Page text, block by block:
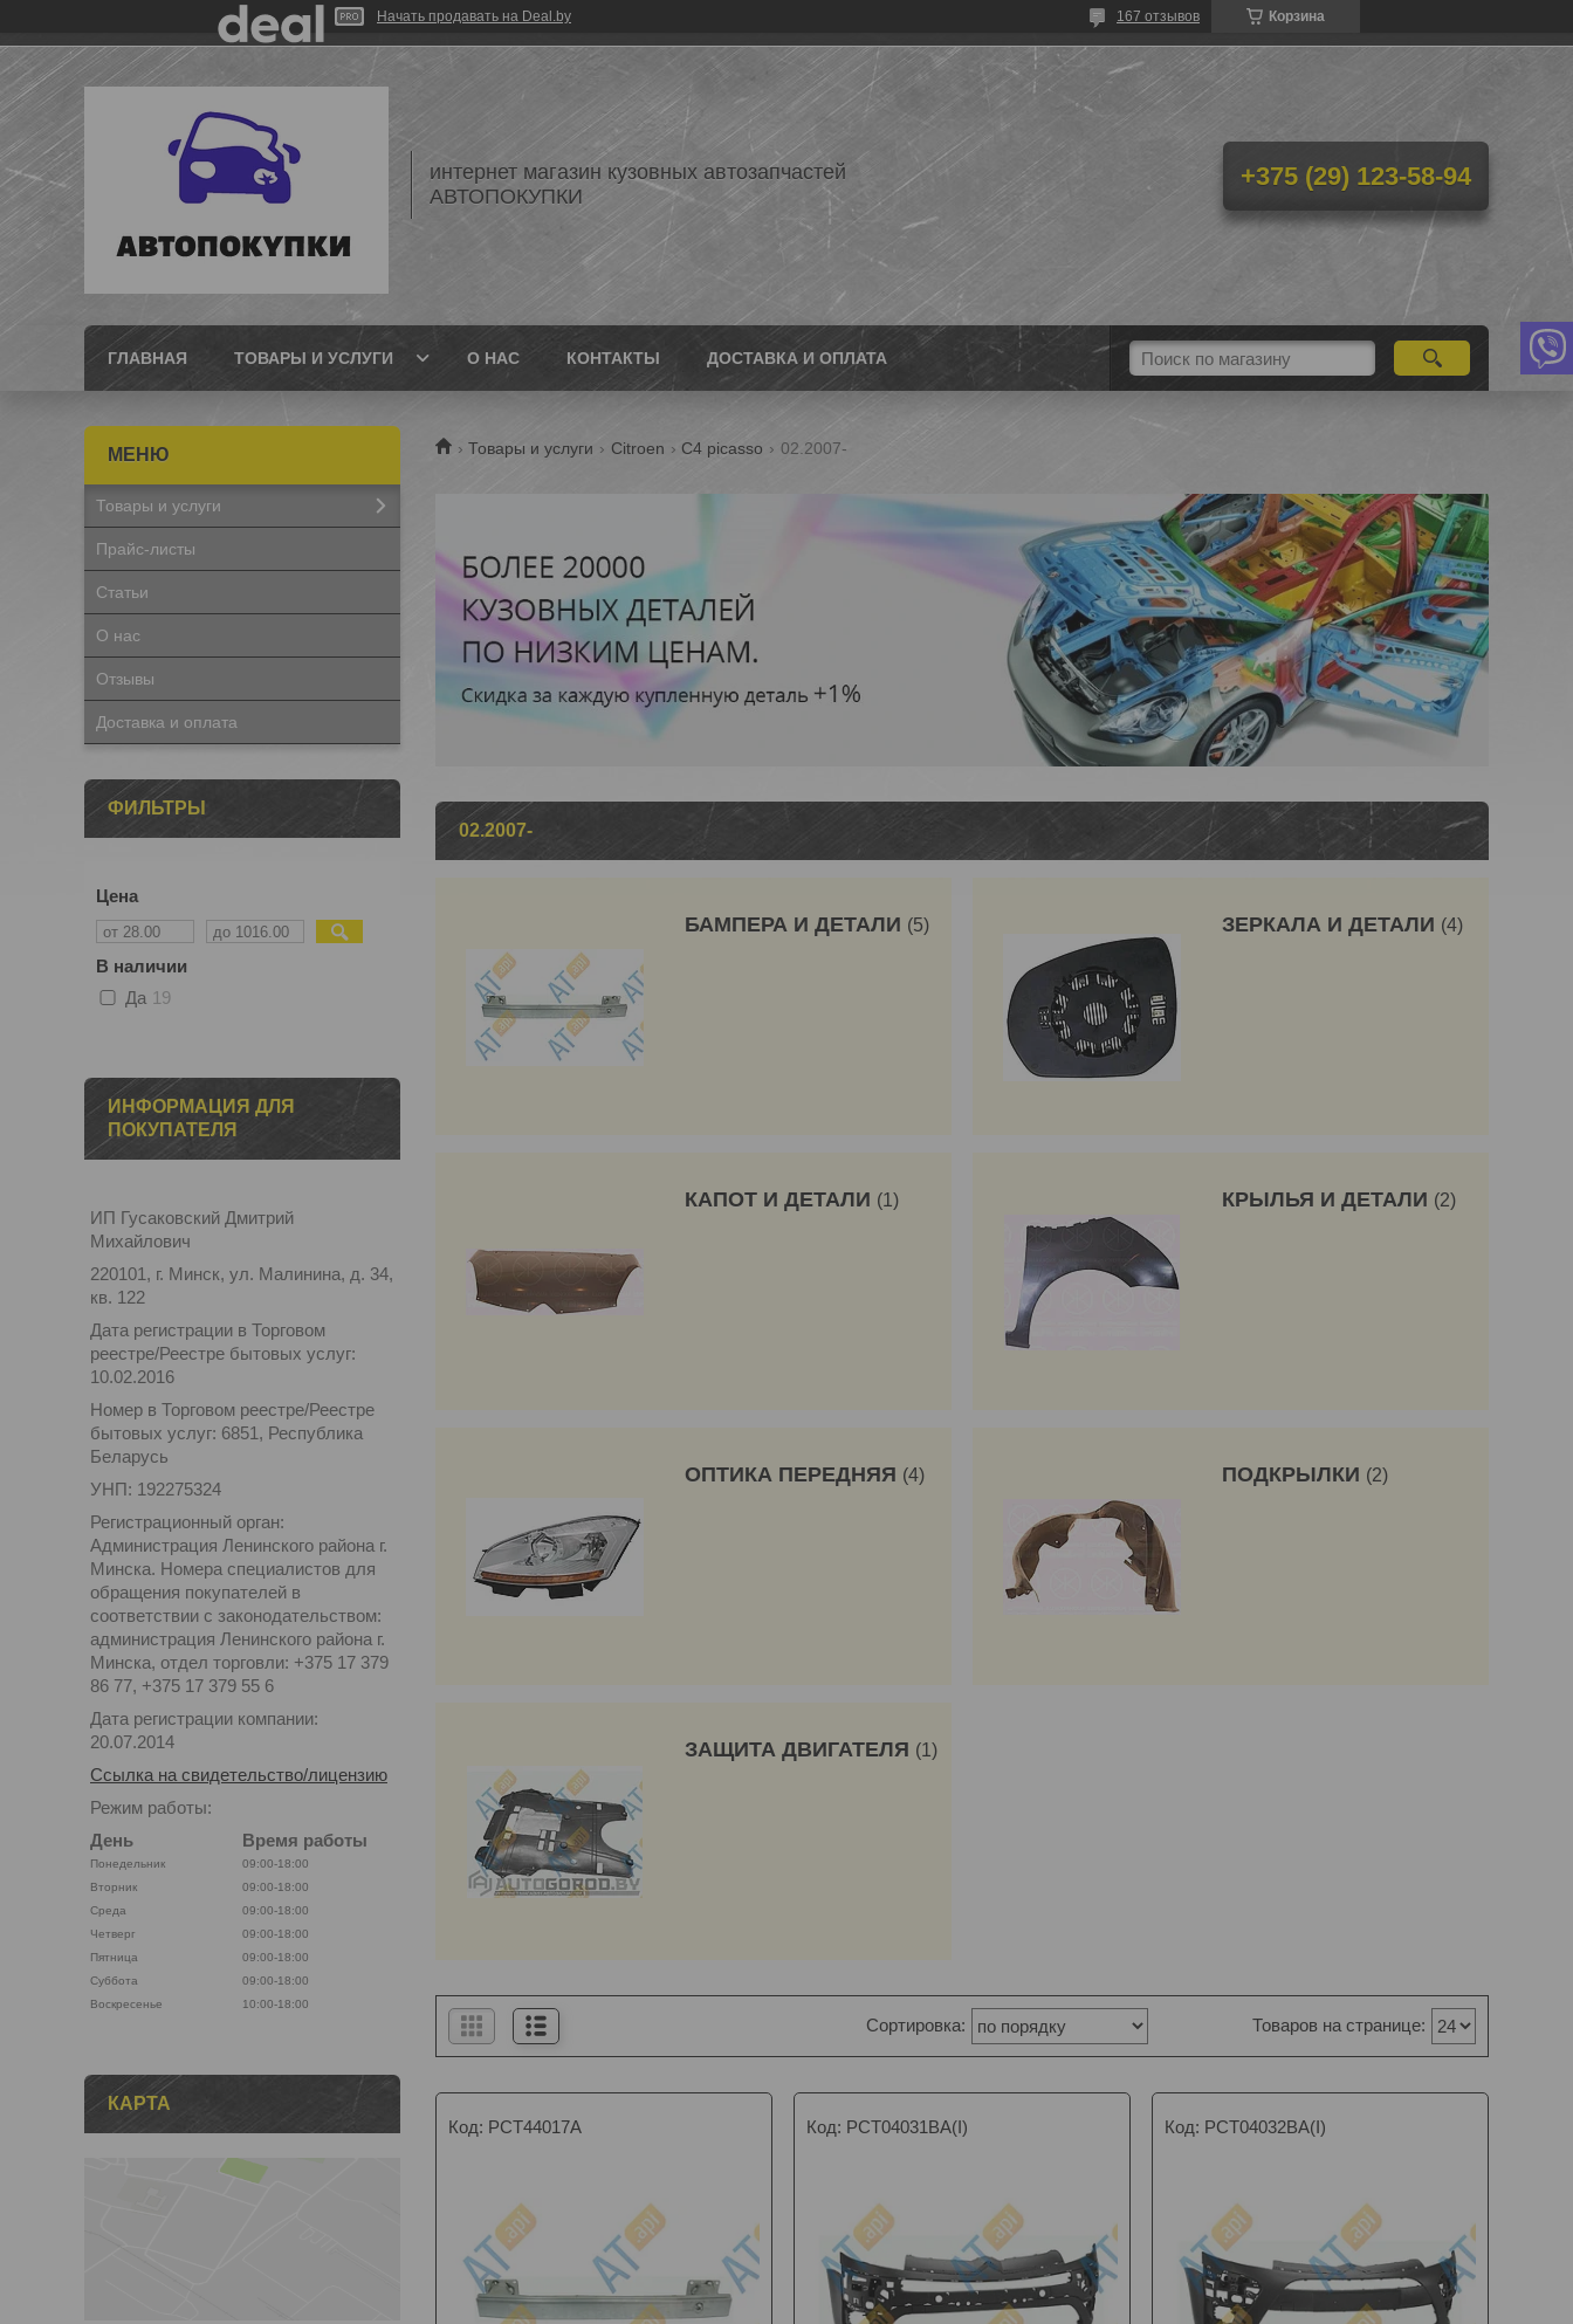
Начать продавать на Deal.by Корзина
167 отзывов
интернет магазин кузовных автозапчастей
АВТОПОКУПКИ
+375 (29) 123-58-94
ГЛАВНАЯ ТОВАРЫ И УСЛУГИ О НАС КОНТАКТЫ ДОСТАВКА И ОПЛАТА
Товары и услуги Citroen C4 picasso 02.2007-
02.2007-
БАМПЕРА И ДЕТАЛИ 5 ЗЕРКАЛА И ДЕТАЛИ 4
КАПОТ И ДЕТАЛИ 1 КРЫЛЬЯ И ДЕТАЛИ 2
ОПТИКА ПЕРЕДНЯЯ 4 ПОДКРЫЛКИ 2
ЗАЩИТА ДВИГАТЕЛЯ 1
PCT44017A PCT04031BA(I) PCT04032BA(I)
Товары и услуги
Прайс-листы
Статьи
О нас
Отзывы
Доставка и оплата
ФИЛЬТРЫ
Цена
В наличии
Да 19
ИНФОРМАЦИЯ ДЛЯ
ПОКУПАТЕЛЯ
ИП Гусаковский Дмитрий
Михайлович
220101, г. Минск, ул. Малинина, д. 34,
кв. 122
Дата регистрации в Торговом
реестре/Реестре бытовых услуг:
10.02.2016
Номер в Торговом реестре/Реестре
бытовых услуг: 6851, Республика
Беларусь
УНП: 192275324
Регистрационный орган:
Администрация Ленинского района г.
Минска. Номера специалистов для
обращения покупателей в
соответствии с законодательством:
администрация Ленинского района г.
Минска, отдел торговли: +375 17 379
86 77, +375 17 379 55 6
Дата регистрации компании:
20.07.2014
Ссылка на свидетельство/лицензию
Режим работы:
День
Время работы
Понедельник
09:00-18:00
Вторник
09:00-18:00
Среда
09:00-18:00
Четверг
09:00-18:00
Пятница
09:00-18:00
Суббота
09:00-18:00
Воскресенье
10:00-18:00
КАРТА